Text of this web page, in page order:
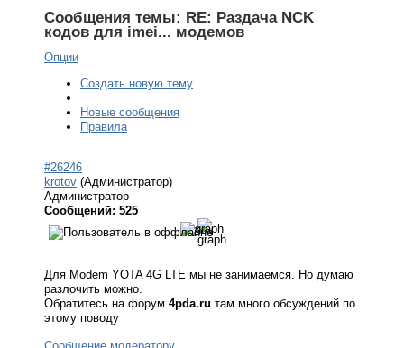
Сообщения темы: RE: Раздача NCK
кодов для imei... модемов
Опции
Создать новую тему
Новые сообщения
Правила
#26246
krotov (Администратор)
Администратор
Сообщений: 525
Для Modem YOTA 4G LTE мы не занимаемся. Но думаю
разлочить можно.
Обратитесь на форум 4pda.ru там много обсуждений по
этому поводу